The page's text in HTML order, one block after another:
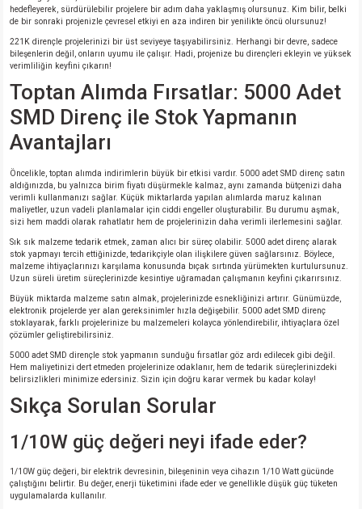
hedefleyerek, sürdürülebilir projelere bir adım daha yaklaşmış olursunuz. Kim bilir, belki
de bir sonraki projenizle çevresel etkiyi en aza indiren bir yenilikte öncü olursunuz!
221K dirençle projelerinizi bir üst seviyeye taşıyabilirsiniz. Herhangi bir devre, sadece
bileşenlerin değil, onların uyumu ile çalışır. Hadi, projenize bu dirençleri ekleyin ve yüksek
verimliliğin keyfini çıkarın!
Toptan Alımda Fırsatlar: 5000 Adet
SMD Direnç ile Stok Yapmanın
Avantajları
Öncelikle, toptan alımda indirimlerin büyük bir etkisi vardır. 5000 adet SMD direnç satın
aldığınızda, bu yalnızca birim fiyatı düşürmekle kalmaz, aynı zamanda bütçenizi daha
verimli kullanmanızı sağlar. Küçük miktarlarda yapılan alımlarda maruz kalınan
maliyetler, uzun vadeli planlamalar için ciddi engeller oluşturabilir. Bu durumu aşmak,
sizi hem maddi olarak rahatlatır hem de projelerinizin daha verimli ilerlemesini sağlar.
Sık sık malzeme tedarik etmek, zaman alıcı bir süreç olabilir. 5000 adet direnç alarak
stok yapmayı tercih ettiğinizde, tedarikçiyle olan ilişkilere güven sağlarsınız. Böylece,
malzeme ihtiyaçlarınızı karşılama konusunda bıçak sırtında yürümekten kurtulursunuz.
Uzun süreli üretim süreçlerinizde kesintiye uğramadan çalışmanın keyfini çıkarırsınız.
Büyük miktarda malzeme satın almak, projelerinizde esnekliğinizi artırır. Günümüzde,
elektronik projelerde yer alan gereksinimler hızla değişebilir. 5000 adet SMD direnç
stoklayarak, farklı projelerinize bu malzemeleri kolayca yönlendirebilir, ihtiyaçlara özel
çözümler geliştirebilirsiniz.
5000 adet SMD dirençle stok yapmanın sunduğu fırsatlar göz ardı edilecek gibi değil.
Hem maliyetinizi dert etmeden projelerinize odaklanır, hem de tedarik süreçlerinizdeki
belirsizlikleri minimize edersiniz. Sizin için doğru karar vermek bu kadar kolay!
Sıkça Sorulan Sorular
1/10W güç değeri neyi ifade eder?
1/10W güç değeri, bir elektrik devresinin, bileşeninin veya cihazın 1/10 Watt gücünde
çalıştığını belirtir. Bu değer, enerji tüketimini ifade eder ve genellikle düşük güç tüketen
uygulamalarda kullanılır.